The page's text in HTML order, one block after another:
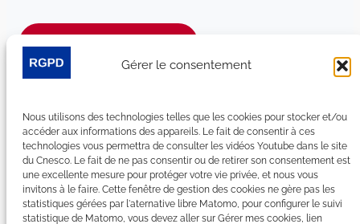
Gérer le consentement
Nous utilisons des technologies telles que les cookies pour stocker et/ou
accéder aux informations des appareils. Le fait de consentir à ces
technologies vous permettra de consulter les vidéos Youtube dans le site
du Cnesco. Le fait de ne pas consentir ou de retirer son consentement est
une excellente mesure pour protéger votre vie privée, et nous vous
invitons à le faire. Cette fenêtre de gestion des cookies ne gère pas les
statistiques gérées par l'aternative libre Matomo, pour configurer le suivi
statistique de Matomo, vous devez aller sur Gérer mes cookies, lien
LinkedIn
YouTube
Facebook
Bluesky
Plan du site